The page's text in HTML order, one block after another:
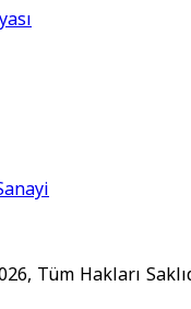
Tüm Hakları